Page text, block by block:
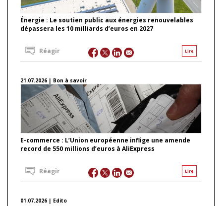
Énergie : Le soutien public aux énergies renouvelables
dépassera les 10 milliards d’euros en 2027
Lire
Réagir
21.07.2026 | Bon à savoir
E-commerce : L’Union européenne inflige une amende
record de 550 millions d’euros à AliExpress
Lire
Réagir
01.07.2026 | Edito